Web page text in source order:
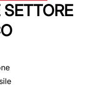
SETTORE